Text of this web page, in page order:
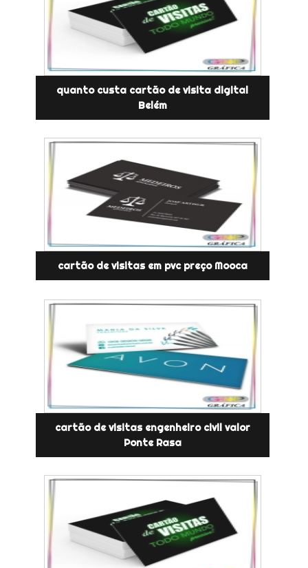
quanto custa cartão de visita digital
Belém
cartão de visitas em pvc preço Mooca
cartão de visitas engenheiro civil valor
Ponte Rasa